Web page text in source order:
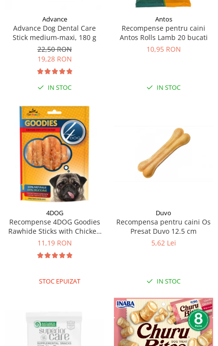
Advance
Advance Dog Dental Care
Stick medium-maxi, 180 g
22,50 RON
19,28 RON
IN STOC
Antos
Recompense pentru caini
Antos Rolls Lamb 20 bucati
10,95 RON
IN STOC
4DOG
Recompense 4DOG Goodies
Rawhide Sticks with Chicken
100g
11,19 RON
STOC EPUIZAT
Duvo
Recompensa pentru caini Os
Presat Duvo 12.5 cm
5,62 Lei
IN STOC